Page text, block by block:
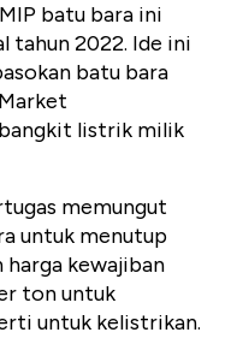
batu bara ini
tahun 2022. Ide ini
batu bara
listrik milik
memungut
untuk menutup
harga kewajiban
ton untuk
untuk kelistrikan.